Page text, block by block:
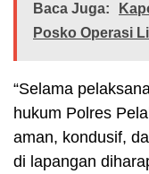
Baca Juga:
Posko Operasi
“Selama
hukum Polres
aman, kondusif,
di lapangan